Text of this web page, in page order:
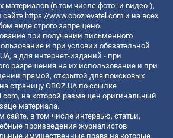
(в том числе фото- и видео-),
https://www.obozrevatel.com и на всех
виде строго запрещено.
при получении письменного
и при условии обязательной
а для интернет-изданий - при
разрешения на их использование и при
прямой, открытой для поисковых
страницу OBOZ.UA по ссылке
, на которой размещен оригинальный
материала.
сайте, в том числе интервью, статьи,
произведения журналистов
имущественные права на которые